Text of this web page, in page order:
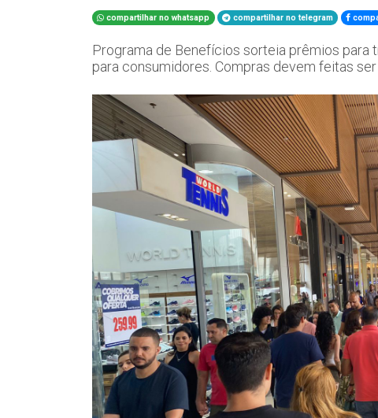
compartilhar no whatsapp compartilhar no telegram
Programa de Benefícios sorteia prêmios
para consumidores. Compras devem feitas